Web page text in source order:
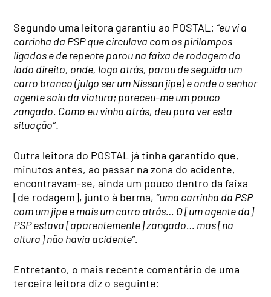
Segundo uma leitora garantiu ao POSTAL: “eu vi a
carrinha da PSP que circulava com os pirilampos
ligados e de repente parou na faixa de rodagem do
lado direito, onde, logo atrás, parou de seguida um
carro branco (julgo ser um Nissan jipe) e onde o senhor
agente saiu da viatura; pareceu-me um pouco
zangado. Como eu vinha atrás, deu para ver esta
situação”.
Outra leitora do POSTAL já tinha garantido que,
minutos antes, ao passar na zona do acidente,
encontravam-se, ainda um pouco dentro da faixa
[de rodagem], junto à berma, “uma carrinha da PSP
com um jipe e mais um carro atrás… O [um agente da]
PSP estava [aparentemente] zangado… mas [na
altura] não havia acidente”.
Entretanto, o mais recente comentário de uma
terceira leitora diz o seguinte: